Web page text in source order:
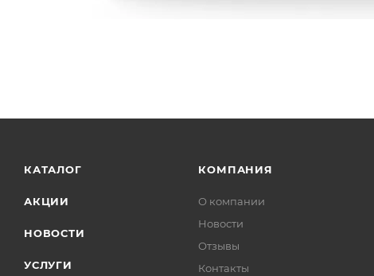
КАТАЛОГ
АКЦИИ
НОВОСТИ
УСЛУГИ
КОМПАНИЯ
О компании
Новости
Отзывы
Контакты